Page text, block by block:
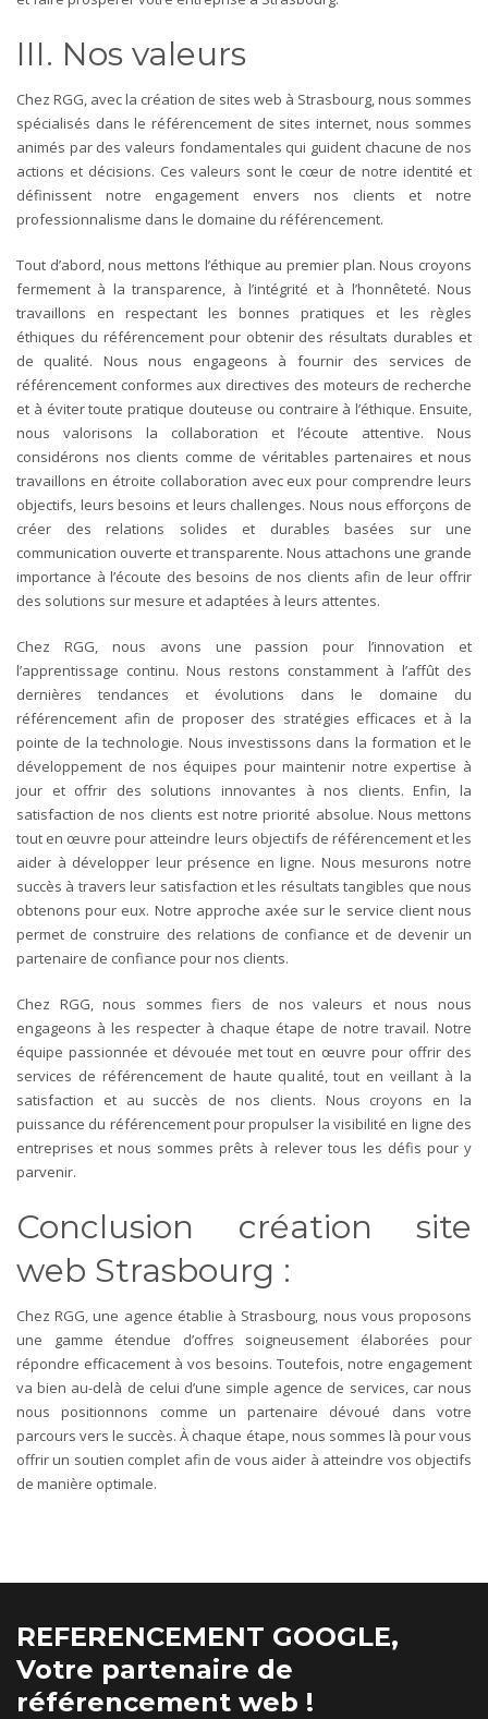
III. Nos valeurs
Chez RGG, avec la création de sites web à Strasbourg, nous sommes
spécialisés dans le référencement de sites internet, nous sommes
animés par des valeurs fondamentales qui guident chacune de nos
actions et décisions. Ces valeurs sont le cœur de notre identité et
définissent notre engagement envers nos clients et notre
professionnalisme dans le domaine du référencement.
Tout d’abord, nous mettons l’éthique au premier plan. Nous croyons
fermement à la transparence, à l’intégrité et à l’honnêteté. Nous
travaillons en respectant les bonnes pratiques et les règles
éthiques du référencement pour obtenir des résultats durables et
de qualité. Nous nous engageons à fournir des services de
référencement conformes aux directives des moteurs de recherche
et à éviter toute pratique douteuse ou contraire à l’éthique. Ensuite,
nous valorisons la collaboration et l’écoute attentive. Nous
considérons nos clients comme de véritables partenaires et nous
travaillons en étroite collaboration avec eux pour comprendre leurs
objectifs, leurs besoins et leurs challenges. Nous nous efforçons de
créer des relations solides et durables basées sur une
communication ouverte et transparente. Nous attachons une grande
importance à l’écoute des besoins de nos clients afin de leur offrir
des solutions sur mesure et adaptées à leurs attentes.
Chez RGG, nous avons une passion pour l’innovation et
l’apprentissage continu. Nous restons constamment à l’affût des
dernières tendances et évolutions dans le domaine du
référencement afin de proposer des stratégies efficaces et à la
pointe de la technologie. Nous investissons dans la formation et le
développement de nos équipes pour maintenir notre expertise à
jour et offrir des solutions innovantes à nos clients.Enfin, la
satisfaction de nos clients est notre priorité absolue. Nous mettons
tout en œuvre pour atteindre leurs objectifs de référencement et les
aider à développer leur présence en ligne. Nous mesurons notre
succès à travers leur satisfaction et les résultats tangibles que nous
obtenons pour eux. Notre approche axée sur le service client nous
permet de construire des relations de confiance et de devenir un
partenaire de confiance pour nos clients.
Chez RGG, nous sommes fiers de nos valeurs et nous nous
engageons à les respecter à chaque étape de notre travail. Notre
équipe passionnée et dévouée met tout en œuvre pour offrir des
services de référencement de haute qualité, tout en veillant à la
satisfaction et au succès de nos clients. Nous croyons en la
puissance du référencement pour propulser la visibilité en ligne des
entreprises et nous sommes prêts à relever tous les défis pour y
parvenir.
Conclusion création site
web Strasbourg :
Chez RGG, une agence établie à Strasbourg, nous vous proposons
une gamme étendue d’offres soigneusement élaborées pour
répondre efficacement à vos besoins. Toutefois, notre engagement
va bien au-delà de celui d’une simple agence de services, car nous
nous positionnons comme un partenaire dévoué dans votre
parcours vers le succès. À chaque étape, nous sommes là pour vous
offrir un soutien complet afin de vous aider à atteindre vos objectifs
de manière optimale.
REFERENCEMENT GOOGLE,
Votre partenaire de
référencement web !